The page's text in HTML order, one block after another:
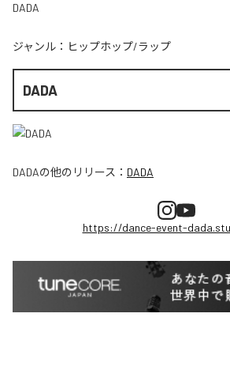
DADA
ジャンル： ヒップホップ/ラップ
DADA
DADAの他のリリース： DADA
https://dance-event-